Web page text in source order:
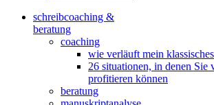
schreibcoaching &
beratung
coaching
wie verläuft mein
26 situationen, in denen Sie
profitieren können
beratung